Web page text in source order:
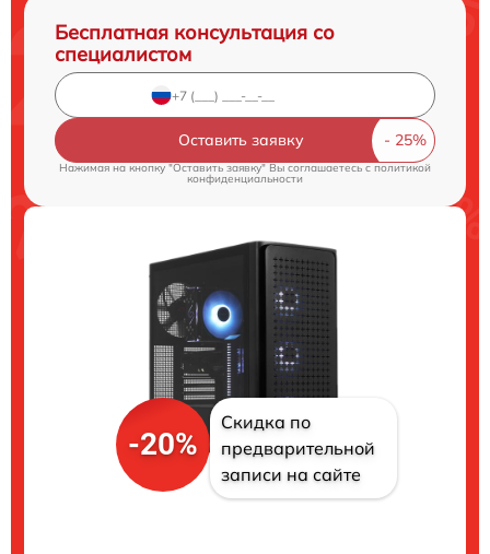
Бесплатная консультация со
специалистом
Оставить заявку
Нажимая на кнопку "Оставить заявку" Вы соглашаетесь cполитикой
конфиденциальности
-20%
Скидка по
предварительной
записи на сайте